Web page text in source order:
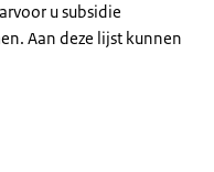
u subsidie
Aan deze lijst kunnen